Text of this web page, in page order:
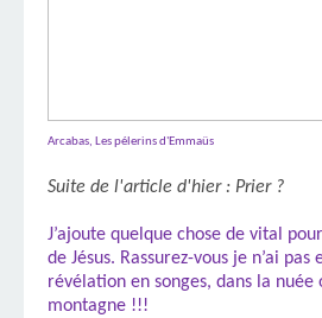
Arcabas, Les pélerins d'Emmaüs
Suite de l'article d'hier : Prier ?
J’ajoute quelque chose de vital
de Jésus. Rassurez-vous je n’ai
révélation en songes, dans la nuée
montagne !!!